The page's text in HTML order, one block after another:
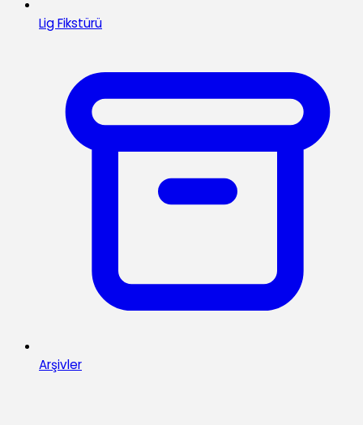
Lig Fikstürü
Arşivler